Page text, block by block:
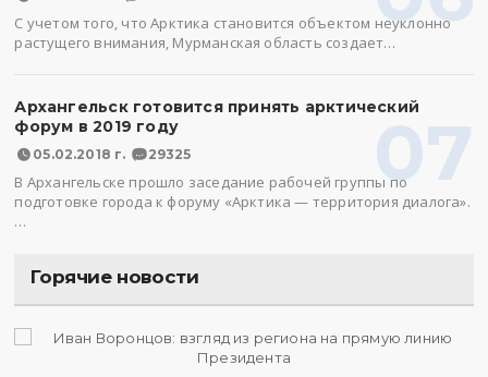
С учетом того, что Арктика становится объектом неуклонно
растущего внимания, Мурманская область создает…
07
Архангельск готовится принять арктический
форум в 2019 году
05.02.2018 г. 29325
В Архангельске прошло заседание рабочей группы по
подготовке города к форуму «Арктика — территория диалога».
…
Горячие новости